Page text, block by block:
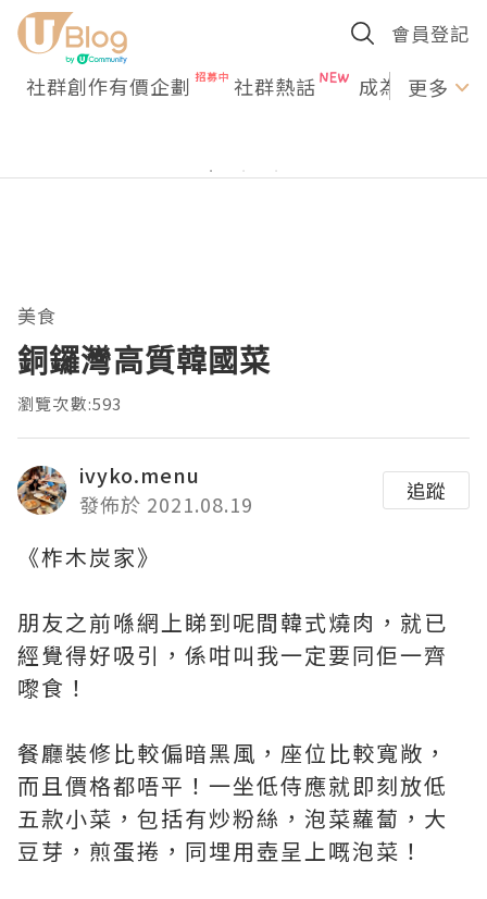
會員登記
社群創作有價企劃 社群熱話 成為U更多
美食
銅鑼灣高質韓國菜
瀏覽次數:593
ivyko.menu
發佈於 2021.08.19
追蹤
《柞木炭家》
朋友之前喺網上睇到呢間韓式燒肉，就已
經覺得好吸引，係咁叫我一定要同佢一齊
嚟食！
餐廳裝修比較偏暗黑風，座位比較寬敞，
而且價格都唔平！一坐低侍應就即刻放低
五款小菜，包括有炒粉絲，泡菜蘿蔔，大
豆芽，煎蛋捲，同埋用壺呈上嘅泡菜！